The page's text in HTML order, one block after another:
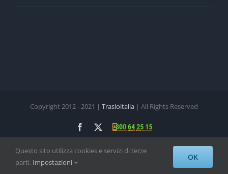
Copyright 2012 - 2021 | Trasloitalia | All Rights Reserved
Facebook
X
N°
64
Email
Questo sito utilizza cookies e servizi di terze
parti. Impostazioni
OK